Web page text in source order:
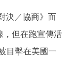
／協商》 而
，但在跑宣傳活
目擊在美國一